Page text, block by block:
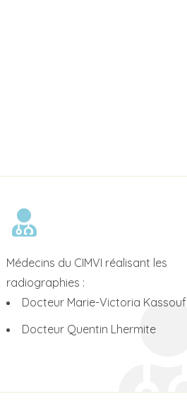
Médecins du CIMVI réalisant les
radiographies :
Docteur Marie-Victoria Kassouf
Docteur Quentin Lhermite